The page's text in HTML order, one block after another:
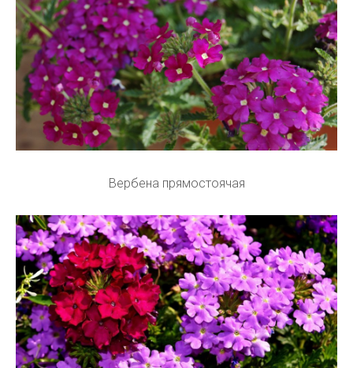
Вербена прямостоячая